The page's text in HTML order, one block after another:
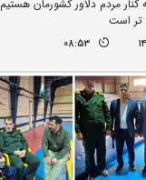
مردم دلاور کشورمان هستیم
تر است
08:53